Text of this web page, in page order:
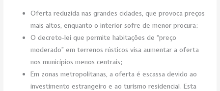
Oferta reduzida nas grandes cidades, que provoca preços
mais altos, enquanto o interior sofre de menor procura;
O decreto‑lei que permite habitações de “preço
moderado” em terrenos rústicos visa aumentar a oferta
nos municípios menos centrais;
Em zonas metropolitanas, a oferta é escassa devido ao
investimento estrangeiro e ao turismo residencial. Esta